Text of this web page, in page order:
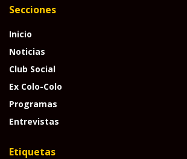
Secciones
Inicio
Noticias
Club Social
Ex Colo-Colo
Programas
Entrevistas
Etiquetas